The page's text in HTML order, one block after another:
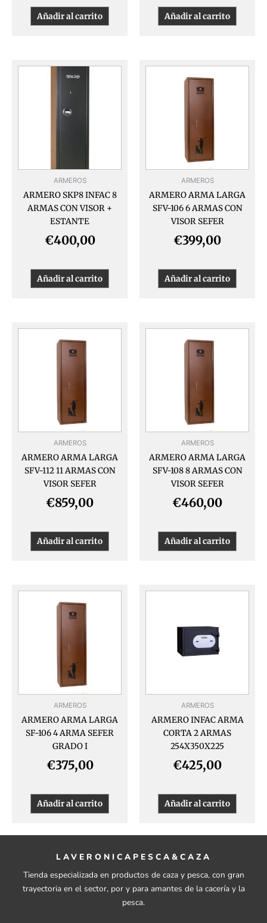
Añadir al carrito Añadir al carrito
ARMEROS
ARMERO SKP8 INFAC 8
ARMAS CON VISOR +
ESTANTE
€400,00
Añadir al carrito
ARMEROS
ARMERO ARMA LARGA
SFV-106 6 ARMAS CON
VISOR SEFER
€399,00
Añadir al carrito
ARMEROS
ARMERO ARMA LARGA
SFV-112 11 ARMAS CON
VISOR SEFER
€859,00
Añadir al carrito
ARMEROS
ARMERO ARMA LARGA
SFV-108 8 ARMAS CON
VISOR SEFER
€460,00
Añadir al carrito
ARMEROS
ARMERO ARMA LARGA
SF-106 4 ARMA SEFER
GRADO I
€375,00
Añadir al carrito
ARMEROS
ARMERO INFAC ARMA
CORTA 2 ARMAS
254X350X225
€425,00
Añadir al carrito
LAVERONICAPESCA&CAZA
Tienda especializada en productos de caza y pesca, con gran
trayectoria en el sector, por y para amantes de la cacería y la
pesca.